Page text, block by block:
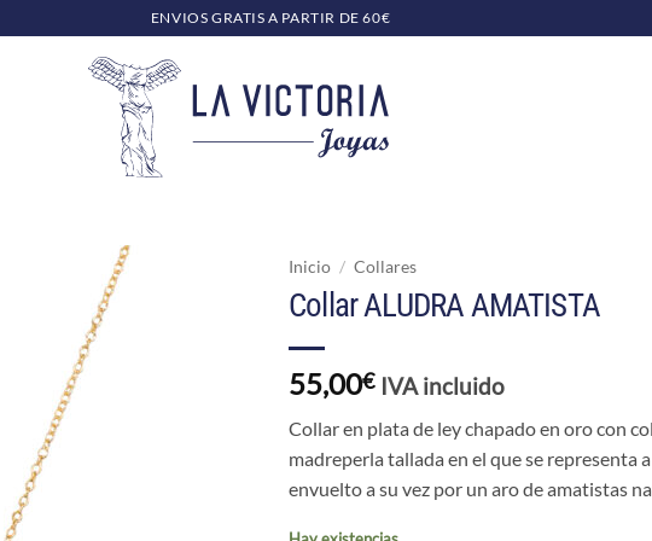
ENVIOS GRATIS A PARTIR DE 60€
Inicio / Collares
Collar ALUDRA AMATISTA
55,00€ IVA incluido
Collar en plata de ley chapado en oro con
madreperla tallada en el que se representa
envuelto a su vez por un aro de amatistas